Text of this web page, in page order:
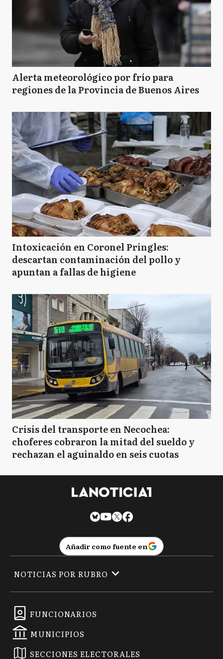
M Merlo
M Moreno
M Morón
N Navarro
P Pilar
SF San Fernando
SI San Isidro
SM San Miguel
S Suipacha
T Tigre
VL Vicente López
Arrecifes
B
CD Carmen de Areco
Alerta meteorológico por frío para
regiones de la Provincia de Buenos Aires
Intoxicación en Coronel Pringles:
descartan contaminación del pollo y
apuntan a fallas de higiene
Crisis del transporte en Necochea:
choferes cobraron la mitad del sueldo y
rechazan el aguinaldo en seis cuotas
Añadir como fuente en
FUNCIONARIOS
MUNICIPIOS
SECCIONES ELECTORALES
NOTICIAS POR RUBRO